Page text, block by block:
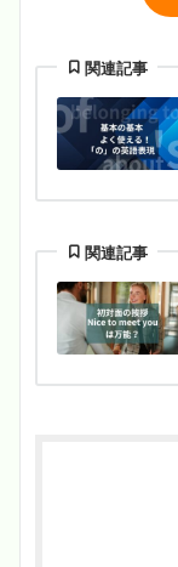
関連記事
関連記事